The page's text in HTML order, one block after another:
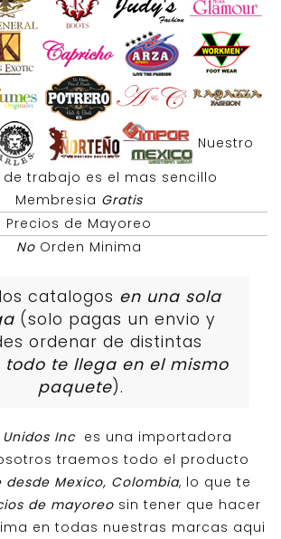
Nuestro
trabajo es el mas sencillo
Membresia Gratis
Precios de Mayoreo
NoOrden Minima
catalogos en una sola
(solo pagas un envio y
ordenar de distintas
todo te llega en el mismo
paquete).
Inc es una importadora
traemos todo el producto
Mexico, Colombia, lo que te
de mayoreosin tener que hacer
en todas nuestras marcas aqui